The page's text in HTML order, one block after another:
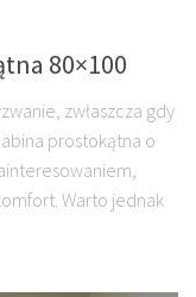
80×100
zwłaszcza gdy
prostokątna o
Warto jednak